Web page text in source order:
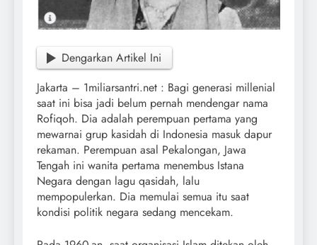
Dengarkan Artikel Ini
Jakarta – 1miliarsantri.net : Bagi generasi millenial
saat ini bisa jadi belum pernah mendengar nama
Rofiqoh. Dia adalah perempuan pertama yang
mewarnai grup kasidah di Indonesia masuk dapur
rekaman. Perempuan asal Pekalongan, Jawa
Tengah ini wanita pertama menembus Istana
Negara dengan lagu qasidah, lalu
mempopulerkan. Dia memulai semua itu saat
kondisi politik negara sedang mencekam.